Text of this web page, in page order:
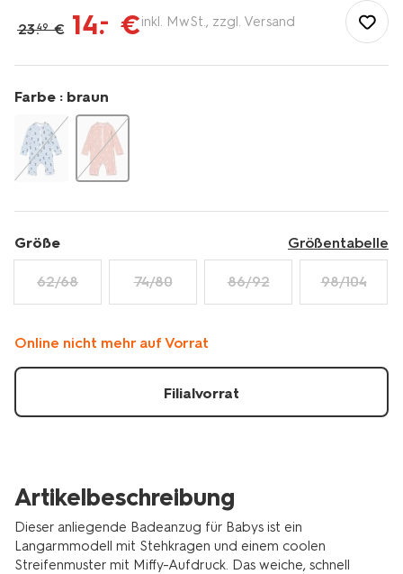
de/baby/babykleidung/baby-
bademode/miffy-
badeanzug-
mit-
lsf-
40plus-
gestreift-
braun-
33200770BROWN.html
23.49 € 14.– €inkl. MwSt., zzgl. Versand
Farbe : braun
Größe Größentabelle
62/68 74/80 86/92 98/104
Online nicht mehr auf Vorrat
Filialvorrat
Artikelbeschreibung
Dieser anliegende Badeanzug für Babys ist ein
Langarmmodell mit Stehkragen und einem coolen
Streifenmuster mit Miffy-Aufdruck. Das weiche, schnell